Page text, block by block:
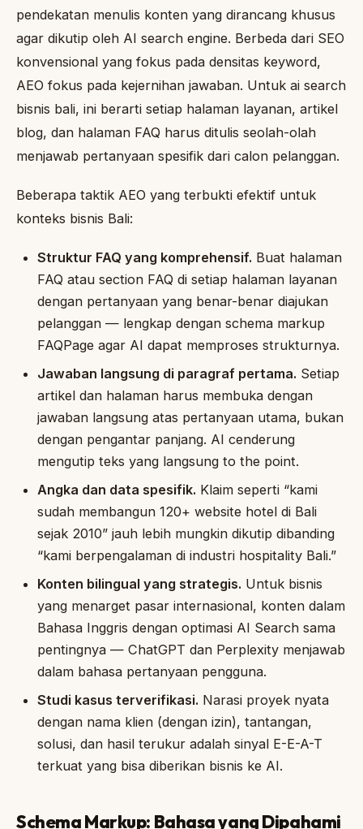
pendekatan menulis konten yang dirancang khusus
agar dikutip oleh AI search engine. Berbeda dari SEO
konvensional yang fokus pada densitas keyword,
AEO fokus pada kejernihan jawaban. Untuk ai search
bisnis bali, ini berarti setiap halaman layanan, artikel
blog, dan halaman FAQ harus ditulis seolah-olah
menjawab pertanyaan spesifik dari calon pelanggan.
Beberapa taktik AEO yang terbukti efektif untuk
konteks bisnis Bali:
Struktur FAQ yang komprehensif. Buat halaman
FAQ atau section FAQ di setiap halaman layanan
dengan pertanyaan yang benar-benar diajukan
pelanggan — lengkap dengan schema markup
FAQPage agar AI dapat memproses strukturnya.
Jawaban langsung di paragraf pertama. Setiap
artikel dan halaman harus membuka dengan
jawaban langsung atas pertanyaan utama, bukan
dengan pengantar panjang. AI cenderung
mengutip teks yang langsung to the point.
Angka dan data spesifik. Klaim seperti “kami
sudah membangun 120+ website hotel di Bali
sejak 2010” jauh lebih mungkin dikutip dibanding
“kami berpengalaman di industri hospitality Bali.”
Konten bilingual yang strategis. Untuk bisnis
yang menarget pasar internasional, konten dalam
Bahasa Inggris dengan optimasi AI Search sama
pentingnya — ChatGPT dan Perplexity menjawab
dalam bahasa pertanyaan pengguna.
Studi kasus terverifikasi. Narasi proyek nyata
dengan nama klien (dengan izin), tantangan,
solusi, dan hasil terukur adalah sinyal E-E-A-T
terkuat yang bisa diberikan bisnis ke AI.
Schema Markup: Bahasa yang Dipahami